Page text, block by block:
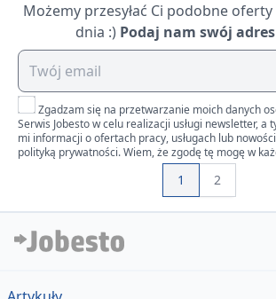
Możemy przesyłać Ci podobne
dnia :) Podaj nam swój
Zgadzam się na przetwarzanie moich danych
Serwis Jobesto w celu realizacji usługi newsletter, a
mi informacji o ofertach pracy, usługach lub
polityką prywatności. Wiem, że zgodę tę mogę w
1 2